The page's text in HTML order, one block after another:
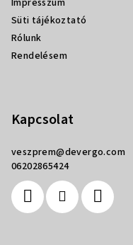
Impresszum
Süti tájékoztató
Rólunk
Rendelésem
Kapcsolat
veszprem@devergo.com
06202865424